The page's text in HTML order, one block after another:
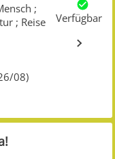
;
; Reise
08)
Verfügbar